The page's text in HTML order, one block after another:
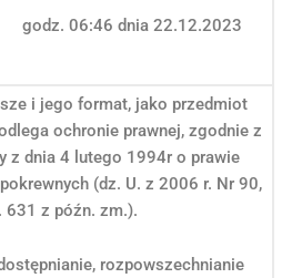
godz. 06:46 dnia 22.12.2023
i jego format, jako przedmiot
ochronie prawnej, zgodnie z
z dnia 4 lutego 1994r o prawie
(dz. U. z 2006 r. Nr 90,
631 z późn. zm.).
rozpowszechnianie